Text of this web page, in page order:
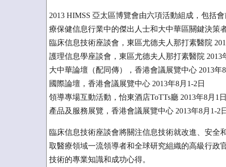
2013 HIMSS 亞太區博覽會由六項活動組成，包括
療保健信息行業中的傑出人士和大中華區關鍵決策
臨床信息技術座談會，東區尤德夫人那打素醫院
護理信息學座談會，東區尤德夫人那打素醫院 2013
大中華論壇（配同傳），香港會議展覽中心 2013年8
國際論壇，香港會議展覽中心 2013年8月1-2日
領導專場互動活動，怡東酒店ToTTs廳 2013年8月1日
產品及服務展覽，香港會議展覽中心 2013年8月1-2日
臨床信息技術座談會將關注信息技術就改進、安全
取醫療領域一流領導者和全球研究組織的高級行政
技術的專業知識和成功心得。